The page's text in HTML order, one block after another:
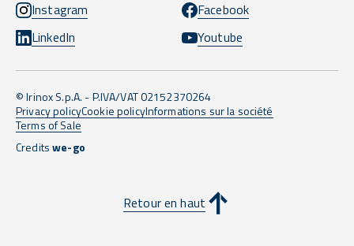
Instagram
Facebook
LinkedIn
Youtube
© Irinox S.p.A. - P.IVA/VAT 02152370264
Privacy policyCookie policyInformations sur la société
Terms of Sale
Creditswe-go
Retour en haut